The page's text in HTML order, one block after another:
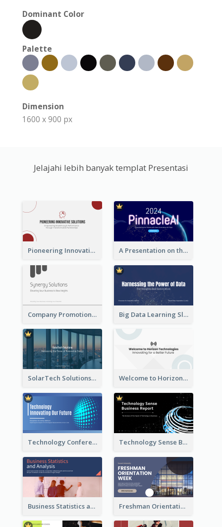
Dominant Color
Palette
Dimension
1600 x 900 px
Jelajahi lebih banyak templat Presentasi
Pioneering Innovative Solutions Company Overview A Presentation on the Revolutionary Development of AI Chips
Company Promotion Presentation Big Data Learning Slide
SolarTech Solutions Company Overview Welcome to Horizon Technologies- Innovating for a Better Future
Technology Conference Presentation Technology Sense Business Report
Business Statistics and Analysis Presentation Freshman Orientation Week Presentation